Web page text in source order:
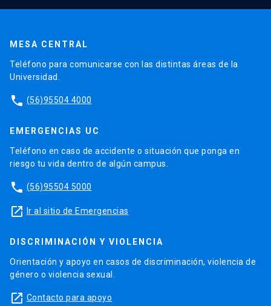
MESA CENTRAL
Teléfono para comunicarse con las distintas áreas de la
Universidad.
phone (56)95504 4000
EMERGENCIAS UC
Teléfono en caso de accidente o situación que ponga en
riesgo tu vida dentro de algún campus.
phone (56)95504 5000
launch Ir al sitio de Emergencias
DISCRIMINACIÓN Y VIOLENCIA
Orientación y apoyo en casos de discriminación, violencia de
género o violencia sexual.
launch Contacto para apoyo